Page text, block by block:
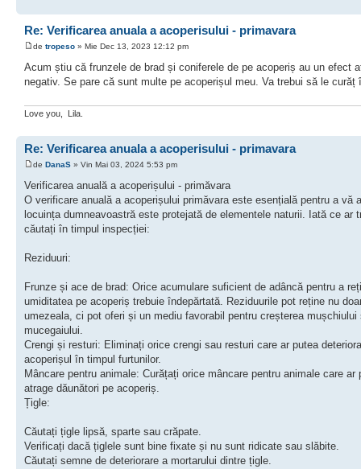
Re: Verificarea anuala a acoperisului - primavara
de tropeso » Mie Dec 13, 2023 12:12 pm
Acum știu că frunzele de brad și coniferele de pe acoperiș au un efect
negativ. Se pare că sunt multe pe acoperișul meu. Va trebui să le curăț
Love you, Lila.
Re: Verificarea anuala a acoperisului - primavara
de DanaS » Vin Mai 03, 2024 5:53 pm
Verificarea anuală a acoperișului - primăvara
O verificare anuală a acoperișului primăvara este esențială pentru a vă
locuința dumneavoastră este protejată de elementele naturii. Iată ce ar
căutați în timpul inspecției:
Reziduuri:
Frunze și ace de brad: Orice acumulare suficient de adâncă pentru a
umiditatea pe acoperiș trebuie îndepărtată. Reziduurile pot reține nu
umezeala, ci pot oferi și un mediu favorabil pentru creșterea mușchiului
mucegaiului.
Crengi și resturi: Eliminați orice crengi sau resturi care ar putea deteriora
acoperișul în timpul furtunilor.
Mâncare pentru animale: Curățați orice mâncare pentru animale care ar
atrage dăunători pe acoperiș.
Țigle:
Căutați țigle lipsă, sparte sau crăpate.
Verificați dacă țiglele sunt bine fixate și nu sunt ridicate sau slăbite.
Căutați semne de deteriorare a mortarului dintre țigle.